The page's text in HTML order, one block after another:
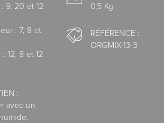
appel à des transporteurs
de la Banque Populaire.
9, 20 et 12
: 7, 8 et
12, 8 et 12
:
avec un
0,5 Kg
RÉFÉRENCE :
ORGMIX-13-3